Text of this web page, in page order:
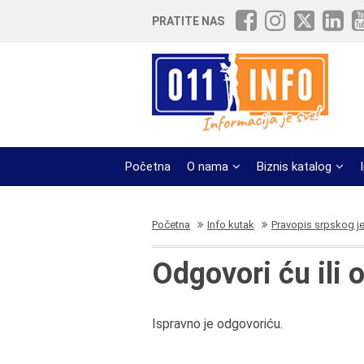
PRATITE NAS
Početna O nama Biznis katalog
Početna Info kutak Pravopis srpskog
Odgovori ću ili
Ispravno je odgovoriću.